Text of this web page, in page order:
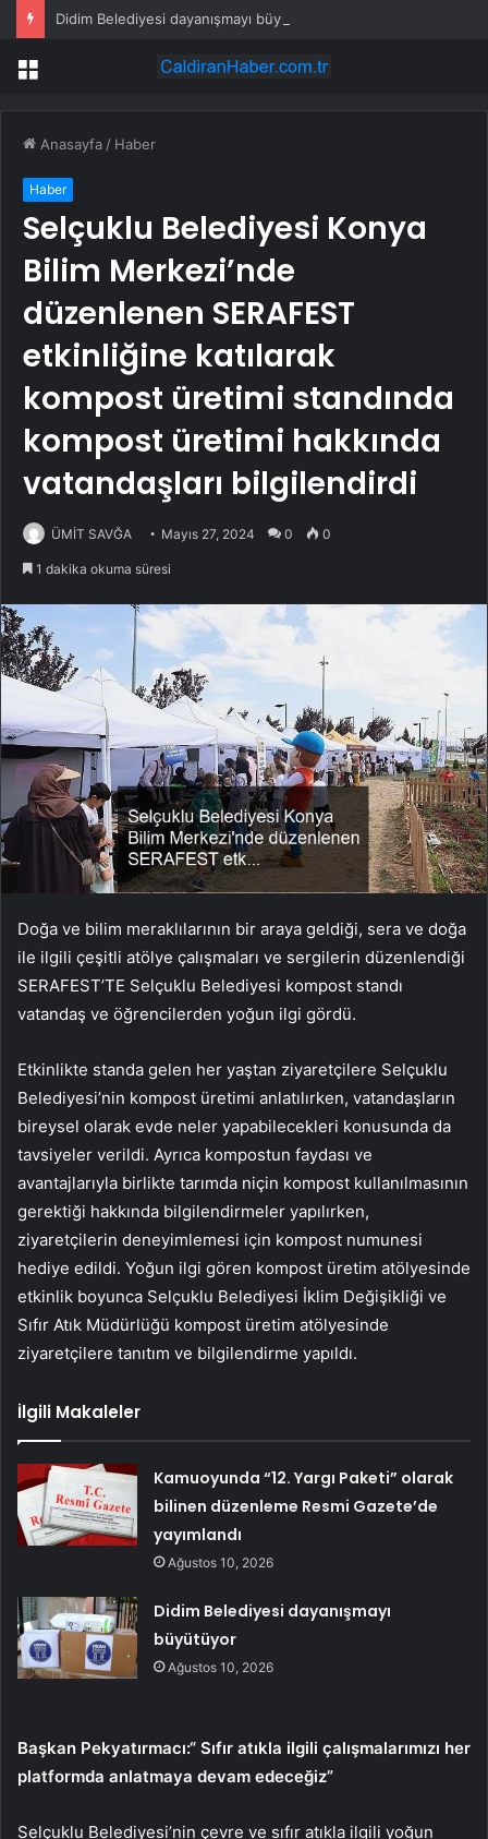
Didim Belediyesi dayanışmayı büyütüyor
Menü
Anasayfa / Haber
Haber
Selçuklu Belediyesi Konya
Bilim Merkezi’nde
düzenlenen SERAFEST
etkinliğine katılarak
kompost üretimi standında
kompost üretimi hakkında
vatandaşları bilgilendirdi
ÜMİT SAVĞA Mayıs 27, 2024 0 0
1 dakika okuma süresi
Doğa ve bilim meraklılarının bir araya geldiği, sera ve doğa
ile ilgili çeşitli atölye çalışmaları ve sergilerin düzenlendiği
SERAFEST’TE Selçuklu Belediyesi kompost standı
vatandaş ve öğrencilerden yoğun ilgi gördü.
Etkinlikte standa gelen her yaştan ziyaretçilere Selçuklu
Belediyesi’nin kompost üretimi anlatılırken, vatandaşların
bireysel olarak evde neler yapabilecekleri konusunda da
tavsiyeler verildi. Ayrıca kompostun faydası ve
avantajlarıyla birlikte tarımda niçin kompost kullanılmasının
gerektiği hakkında bilgilendirmeler yapılırken,
ziyaretçilerin deneyimlemesi için kompost numunesi
hediye edildi. Yoğun ilgi gören kompost üretim atölyesinde
etkinlik boyunca Selçuklu Belediyesi İklim Değişikliği ve
Sıfır Atık Müdürlüğü kompost üretim atölyesinde
ziyaretçilere tanıtım ve bilgilendirme yapıldı.
İlgili Makaleler
Kamuoyunda “12. Yargı Paketi” olarak
bilinen düzenleme Resmi Gazete’de
yayımlandı
Ağustos 10, 2026
Didim Belediyesi dayanışmayı
büyütüyor
Ağustos 10, 2026
Başkan Pekyatırmacı:“ Sıfır atıkla ilgili çalışmalarımızı her
platformda anlatmaya devam edeceğiz”
Selçuklu Belediyesi’nin çevre ve sıfır atıkla ilgili yoğun